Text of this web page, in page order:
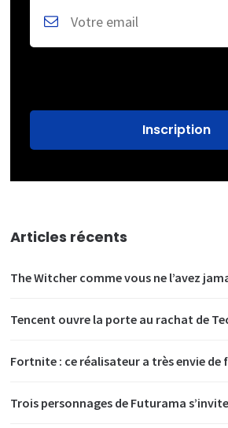
Articles récents
The Witcher comme vous ne l’avez
Tencent ouvre la porte au rachat de
Fortnite : ce réalisateur a très envie de
Trois personnages de Futurama